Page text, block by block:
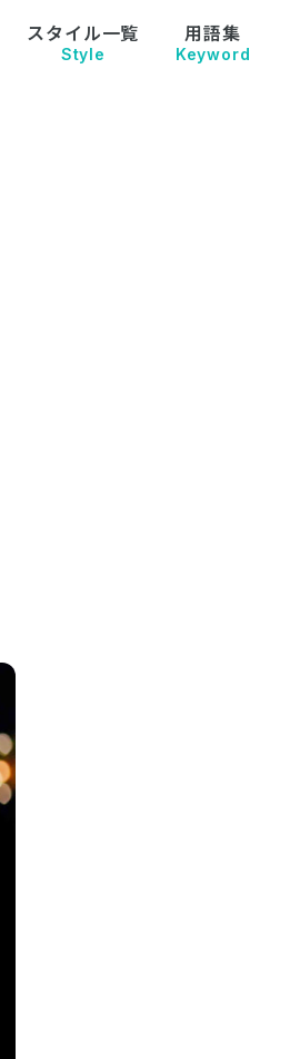
スタイル一覧
Style
用語集
Keyword